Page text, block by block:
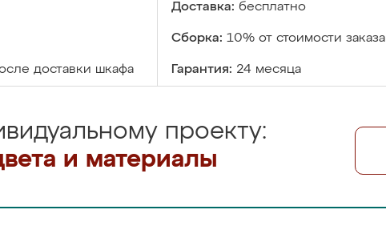
Доставка: бесплатно
Сборка: 10% от стоимости заказа
доставки шкафа Гарантия: 24 месяца
проекту:
и материалы